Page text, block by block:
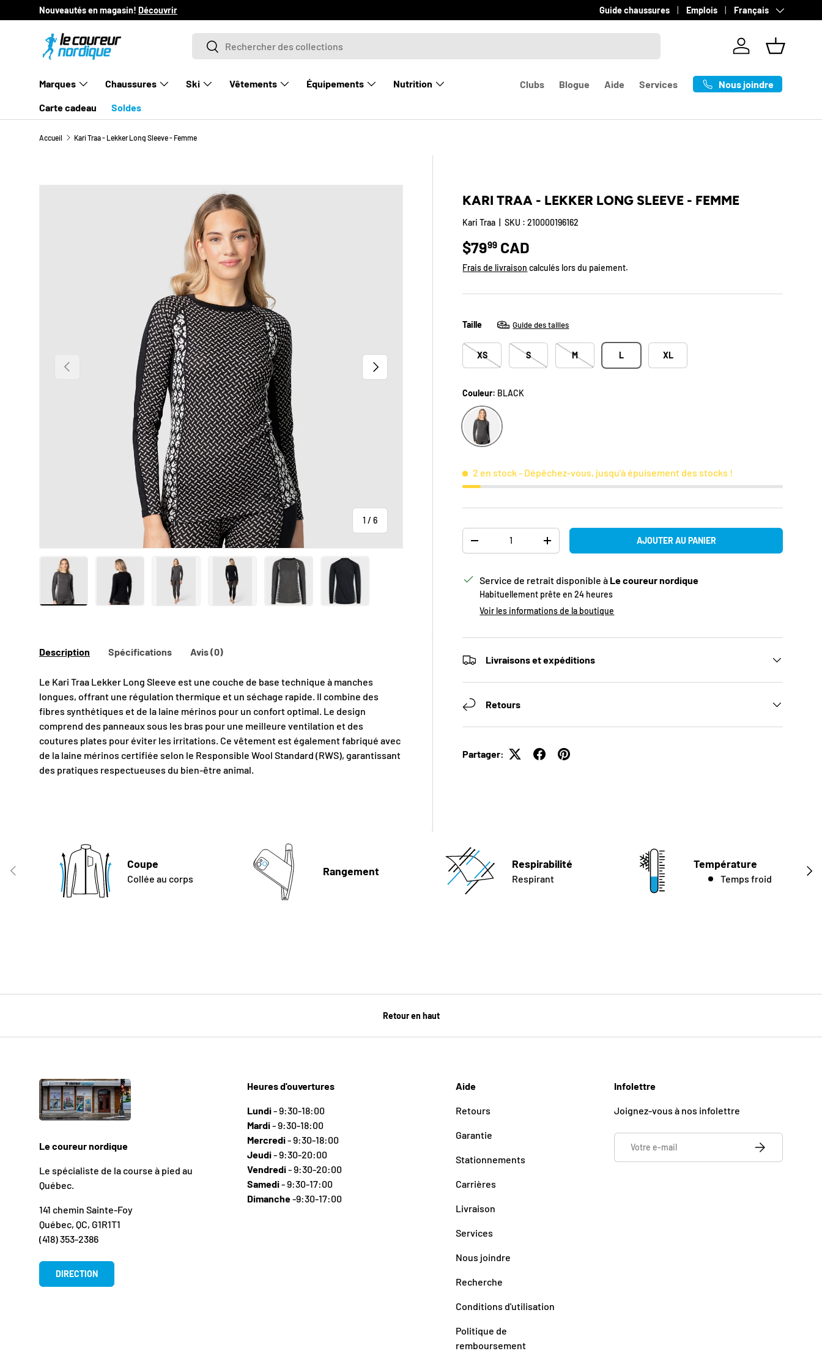
ALLER AU CONTENU
Nouveautés en magasin! Découvrir Livraison gratuite sur les commandes de +100$en savoir
Guide chaussures Emplois Langue
Français
Recherche
Rechercher
Se connecter
Panier
Marques Chaussures Ski Vêtements Équipements Nutrition
Carte cadeau Soldes
Clubs Blogue Aide Services Nous joindre
Accueil Kari Traa - Lekker Long Sleeve - Femme
PASSER AUX INFORMATIONS PRODUITS
L’image 1 est maintenant disponible dans la vue de galerie
PRÉCÉDENT
1 /de
6
SUIVANT
Charger l’image 6 dans la vue de galerie
KARI TRAA - LEKKER LONG SLEEVE - FEMME
Kari Traa |SKU : 210000196162
Prix habituel
$7999 CAD
Frais de livraison calculés lors du paiement.
Taille Guide des tailles
XS S M L XL
Couleur: BLACK
BLACK
2 en stock- Dépêchez-vous, jusqu'à épuisement des stocks !
DIMINUER LA QUANTITÉAUGMENTER LA QUANTITÉAJOUTER AU PANIER
Service de retrait disponible à Le coureur nordique
Habituellement prête en 24 heures
Voir les informations de la boutique
Livraisons et expéditions
Retours
Partager:
Description Spécifications Avis (0)
Le Kari Traa Lekker Long Sleeve est une couche de base technique à manches
longues, offrant une régulation thermique et un séchage rapide. Il combine des
fibres synthétiques et de la laine mérinos pour un confort optimal. Le design
comprend des panneaux sous les bras pour une meilleure ventilation et des
coutures plates pour éviter les irritations. Ce vêtement est également fabriqué avec
de la laine mérinos certifiée selon le Responsible Wool Standard (RWS), garantissant
des pratiques respectueuses du bien-être animal.
PRÉCÉDENT Coupe
Collée au corps
Rangement
Respirabilité
Respirant
Température
Temps froid
Retour en haut
Le coureur nordique
Le spécialiste de la course à pied au
Québec.
141 chemin Sainte-Foy
Québec, QC, G1R1T1
(418) 353-2386
DIRECTION
Heures d'ouvertures
Lundi- 9:30-18:00
Mardi- 9:30-18:00
Mercredi- 9:30-18:00
Jeudi- 9:30-20:00
Vendredi- 9:30-20:00
Samedi- 9:30-17:00
Dimanche-9:30-17:00
Aide
Retours
Garantie
Stationnements
Carrières
Livraison
Services
Nous joindre
Recherche
Conditions d'utilisation
Politique de
remboursement
Infolettre
Joignez-vous à nos infolettre
S’INSCRIRE
OBTENEZ 10% DE RABAIS SUR
VOTRE PREMIÈRE
COMMANDE
INSCRIVEZ-VOUS À NOTRE INFOLETTRE